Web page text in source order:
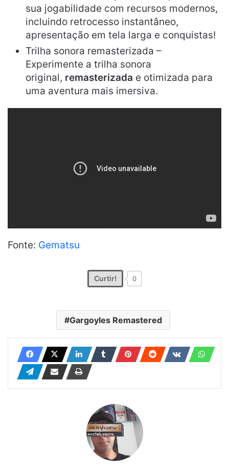
sua jogabilidade com recursos modernos,
incluindo retrocesso instantâneo,
apresentação em tela larga e conquistas!
Trilha sonora remasterizada –
Experimente a trilha sonora
original, remasterizada e otimizada para
uma aventura mais imersiva.
Fonte: Gematsu
Curtir! 0
Gargoyles Remastered